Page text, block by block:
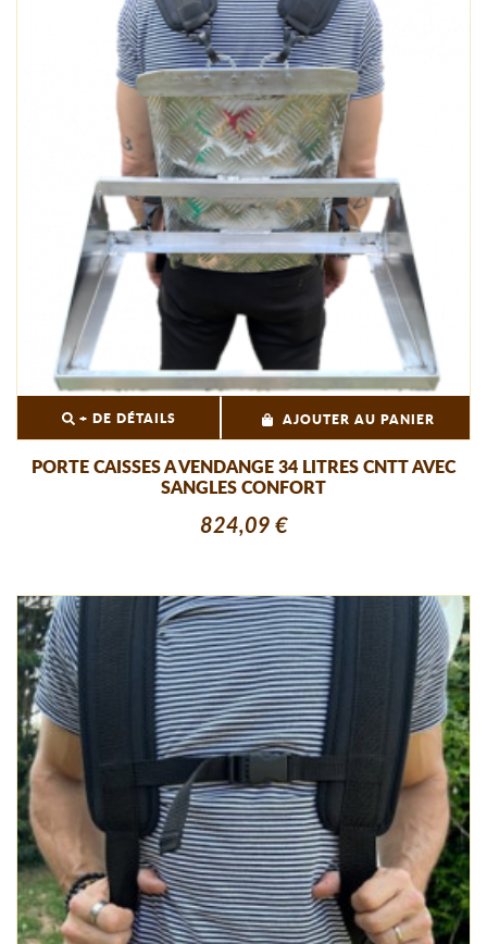
+ DE DÉTAILS AJOUTER AU PANIER
PORTE CAISSES A VENDANGE 34 LITRES CNTT AVEC
SANGLES CONFORT
824,09 €